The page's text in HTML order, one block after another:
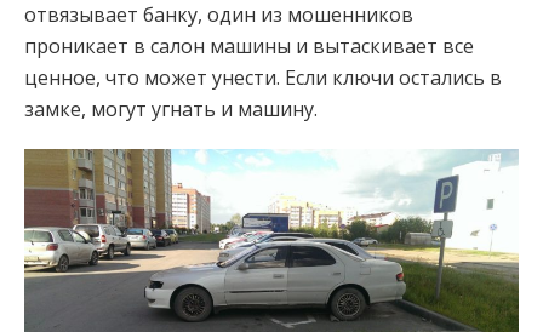
отвязывает банку, один из мошенников
проникает в салон машины и вытаскивает все
ценное, что может унести. Если ключи остались в
замке, могут угнать и машину.